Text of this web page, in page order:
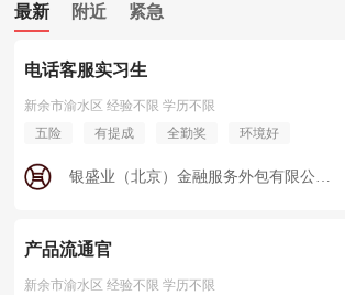
最新 附近 紧急
电话客服实习生
新余市渝水区 经验不限 学历不限
五险
有提成 全勤奖 环境好
银盛业（北京）金融服务外包有限公司新余渝水分公司
产品流通官
新余市渝水区 经验不限 学历不限